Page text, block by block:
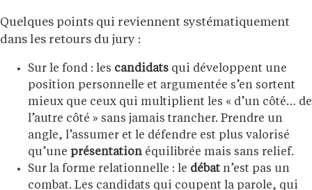
Quelques points qui reviennent systématiquement
dans les retours du jury :
Sur le fond : les candidats qui développent une
position personnelle et argumentée s’en sortent
mieux que ceux qui multiplient les « d’un côté… de
l’autre côté » sans jamais trancher. Prendre un
angle, l’assumer et le défendre est plus valorisé
qu’une présentation équilibrée mais sans relief.
Sur la forme relationnelle : le débat n’est pas un
combat. Les candidats qui coupent la parole, qui